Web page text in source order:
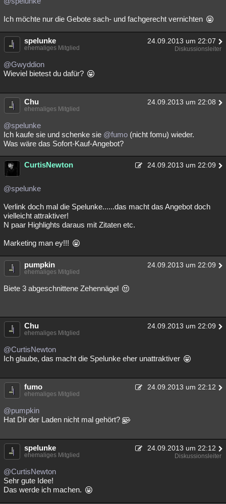
Ich möchte nur die Gebote sach- und fachgerecht vernichten
spelunke 24.09.2013 um 22:07
ehemaliges Mitglied Diskussionsleiter
@Gwyddion
Wieviel bietest du dafür?
Chu 24.09.2013 um 22:08
ehemaliges Mitglied
@spelunke
Ich kaufe sie und schenke sie @fumo (nicht fomu) wieder.
Was wäre das Sofort-Kauf-Angebot?
CurtisNewton 24.09.2013 um 22:09
@spelunke
Verlink doch mal die Spelunke......das macht das Angebot doch
vielleicht attraktiver!
N paar Highlights daraus mit Zitaten etc.
Marketing man ey!!!
pumpkin 24.09.2013 um 22:09
ehemaliges Mitglied
Biete 3 abgeschnittene Zehennägel
Chu 24.09.2013 um 22:09
ehemaliges Mitglied
@CurtisNewton
Ich glaube, das macht die Spelunke eher unattraktiver
fumo 24.09.2013 um 22:12
ehemaliges Mitglied
@pumpkin
Hat Dir der Laden nicht mal gehört?
spelunke 24.09.2013 um 22:12
ehemaliges Mitglied Diskussionsleiter
@CurtisNewton
Sehr gute Idee!
Das werde ich machen.